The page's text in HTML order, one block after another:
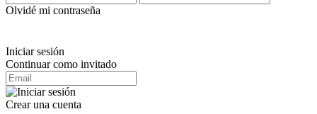
Olvidé mi contraseña
Iniciar sesión
Continuar como invitado
Crear una cuenta